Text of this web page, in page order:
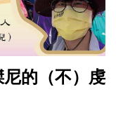
的（不）虔